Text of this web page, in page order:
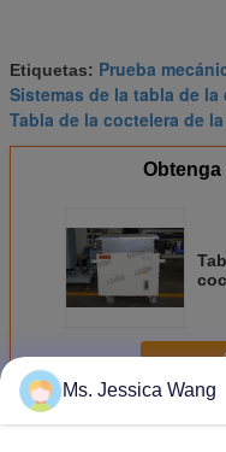
Etiquetas: Prueba
Sistemas de la tabla de
Tabla de la coctelera de
MásTabla mecánica de
Ms. Jessica Wang